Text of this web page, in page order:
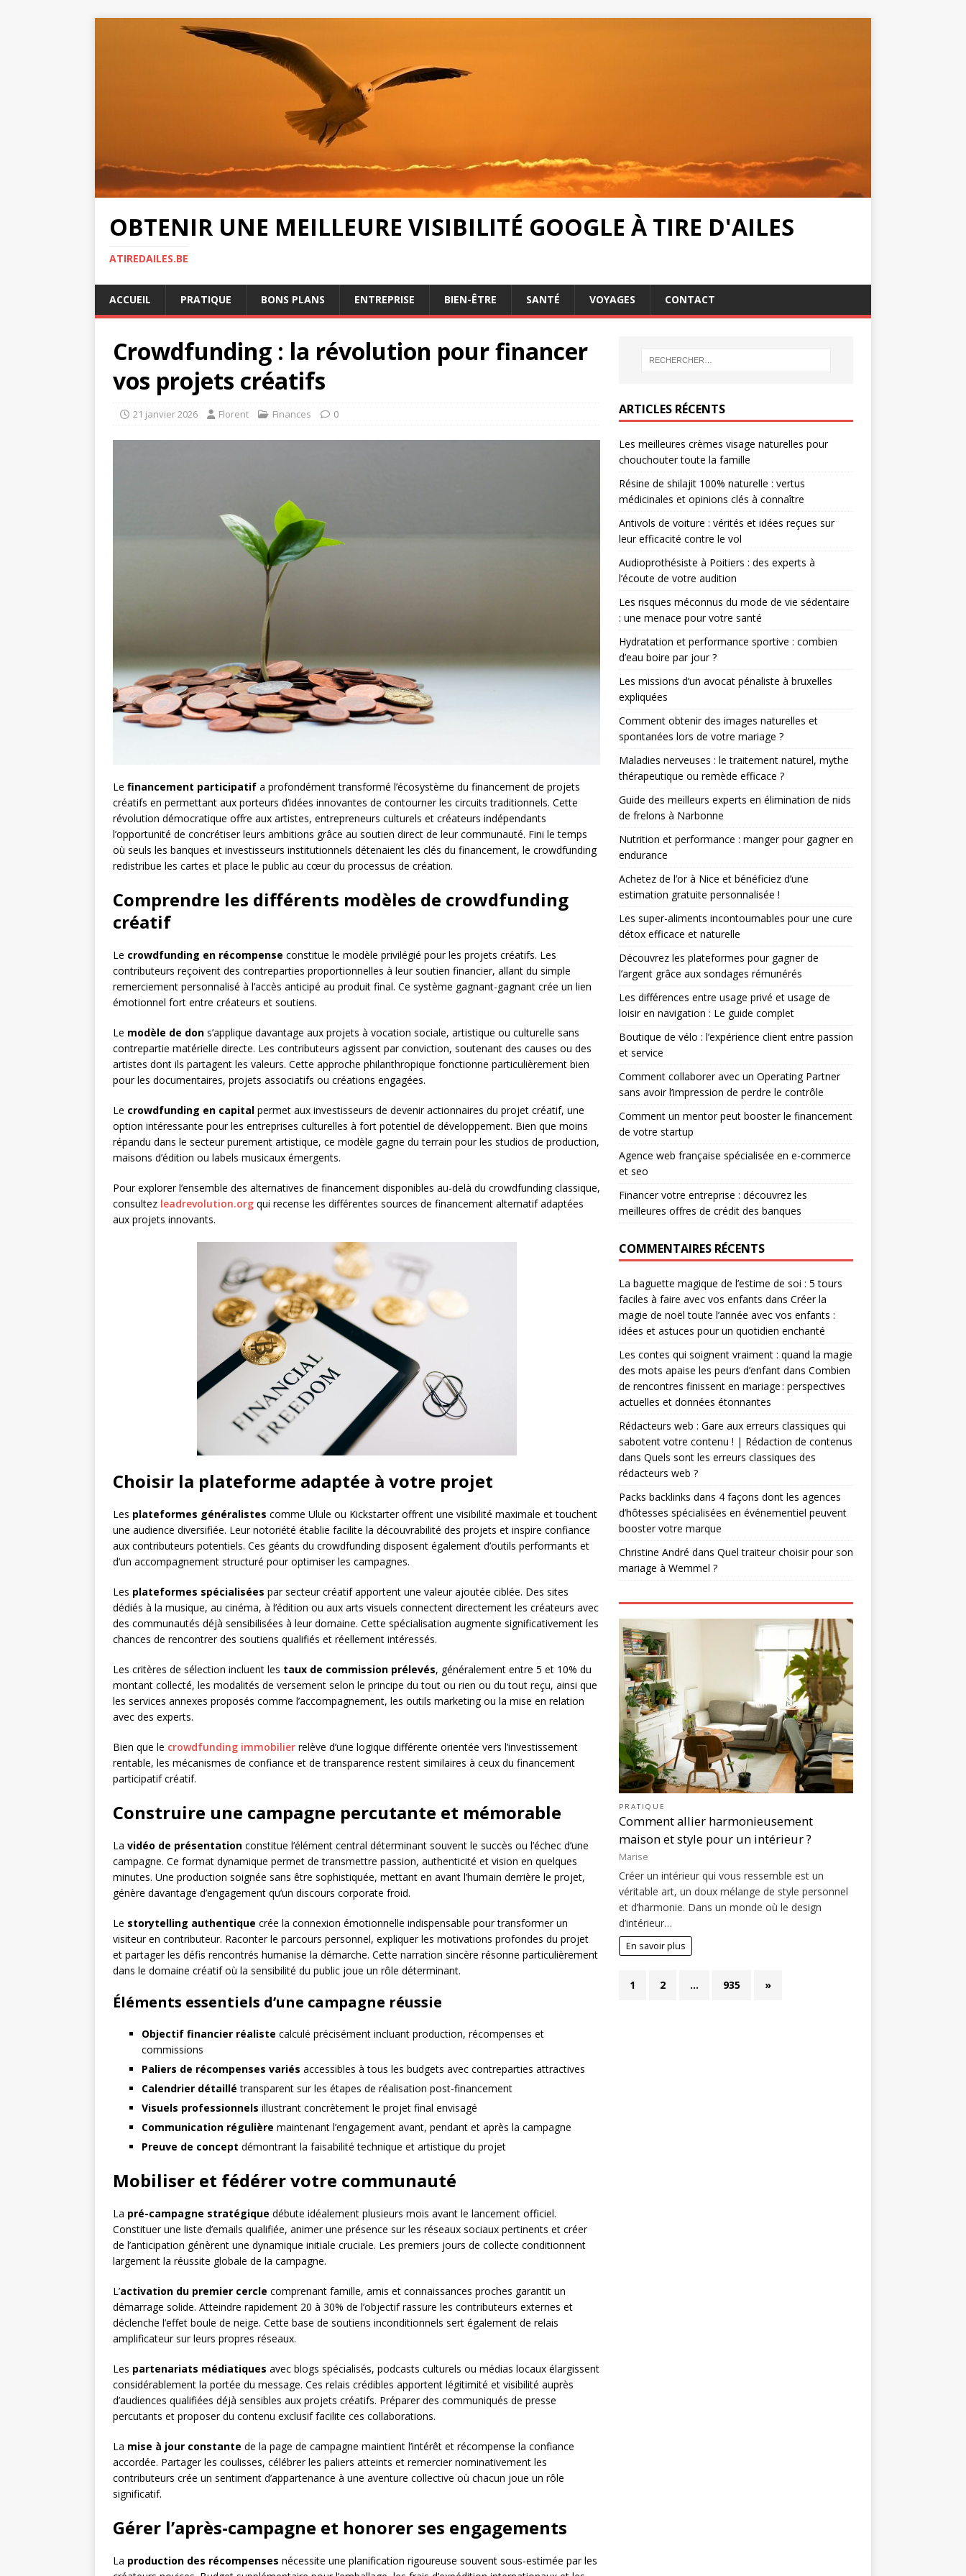
OBTENIR UNE MEILLEURE VISIBILITÉ GOOGLE À TIRE D'AILES
ATIREDAILES.BE
ACCUEIL PRATIQUE BONS PLANS ENTREPRISE BIEN-ÊTRE SANTÉ VOYAGES CONTACT
Crowdfunding : la révolution pour financer
vos projets créatifs
21 janvier 2026 Florent Finances 0
Le financement participatif a profondément transformé l’écosystème du financement de projets
créatifs en permettant aux porteurs d’idées innovantes de contourner les circuits traditionnels. Cette
révolution démocratique offre aux artistes, entrepreneurs culturels et créateurs indépendants
l’opportunité de concrétiser leurs ambitions grâce au soutien direct de leur communauté. Fini le temps
où seuls les banques et investisseurs institutionnels détenaient les clés du financement, le crowdfunding
redistribue les cartes et place le public au cœur du processus de création.
Comprendre les différents modèles de crowdfunding
créatif
Le crowdfunding en récompense constitue le modèle privilégié pour les projets créatifs. Les
contributeurs reçoivent des contreparties proportionnelles à leur soutien financier, allant du simple
remerciement personnalisé à l’accès anticipé au produit final. Ce système gagnant-gagnant crée un lien
émotionnel fort entre créateurs et soutiens.
Le modèle de don s’applique davantage aux projets à vocation sociale, artistique ou culturelle sans
contrepartie matérielle directe. Les contributeurs agissent par conviction, soutenant des causes ou des
artistes dont ils partagent les valeurs. Cette approche philanthropique fonctionne particulièrement bien
pour les documentaires, projets associatifs ou créations engagées.
Le crowdfunding en capital permet aux investisseurs de devenir actionnaires du projet créatif, une
option intéressante pour les entreprises culturelles à fort potentiel de développement. Bien que moins
répandu dans le secteur purement artistique, ce modèle gagne du terrain pour les studios de production,
maisons d’édition ou labels musicaux émergents.
Pour explorer l’ensemble des alternatives de financement disponibles au-delà du crowdfunding classique,
consultez leadrevolution.org qui recense les différentes sources de financement alternatif adaptées
aux projets innovants.
Choisir la plateforme adaptée à votre projet
Les plateformes généralistes comme Ulule ou Kickstarter offrent une visibilité maximale et touchent
une audience diversifiée. Leur notoriété établie facilite la découvrabilité des projets et inspire confiance
aux contributeurs potentiels. Ces géants du crowdfunding disposent également d’outils performants et
d’un accompagnement structuré pour optimiser les campagnes.
Les plateformes spécialisées par secteur créatif apportent une valeur ajoutée ciblée. Des sites
dédiés à la musique, au cinéma, à l’édition ou aux arts visuels connectent directement les créateurs avec
des communautés déjà sensibilisées à leur domaine. Cette spécialisation augmente significativement les
chances de rencontrer des soutiens qualifiés et réellement intéressés.
Les critères de sélection incluent les taux de commission prélevés, généralement entre 5 et 10% du
montant collecté, les modalités de versement selon le principe du tout ou rien ou du tout reçu, ainsi que
les services annexes proposés comme l’accompagnement, les outils marketing ou la mise en relation
avec des experts.
Bien que le crowdfunding immobilier relève d’une logique différente orientée vers l’investissement
rentable, les mécanismes de confiance et de transparence restent similaires à ceux du financement
participatif créatif.
Construire une campagne percutante et mémorable
La vidéo de présentation constitue l’élément central déterminant souvent le succès ou l’échec d’une
campagne. Ce format dynamique permet de transmettre passion, authenticité et vision en quelques
minutes. Une production soignée sans être sophistiquée, mettant en avant l’humain derrière le projet,
génère davantage d’engagement qu’un discours corporate froid.
Le storytelling authentique crée la connexion émotionnelle indispensable pour transformer un
visiteur en contributeur. Raconter le parcours personnel, expliquer les motivations profondes du projet
et partager les défis rencontrés humanise la démarche. Cette narration sincère résonne particulièrement
dans le domaine créatif où la sensibilité du public joue un rôle déterminant.
Éléments essentiels d’une campagne réussie
Objectif financier réaliste calculé précisément incluant production, récompenses et
commissions
Paliers de récompenses variés accessibles à tous les budgets avec contreparties attractives
Calendrier détaillé transparent sur les étapes de réalisation post-financement
Visuels professionnels illustrant concrètement le projet final envisagé
Communication régulière maintenant l’engagement avant, pendant et après la campagne
Preuve de concept démontrant la faisabilité technique et artistique du projet
Mobiliser et fédérer votre communauté
La pré-campagne stratégique débute idéalement plusieurs mois avant le lancement officiel.
Constituer une liste d’emails qualifiée, animer une présence sur les réseaux sociaux pertinents et créer
de l’anticipation génèrent une dynamique initiale cruciale. Les premiers jours de collecte conditionnent
largement la réussite globale de la campagne.
L’activation du premier cercle comprenant famille, amis et connaissances proches garantit un
démarrage solide. Atteindre rapidement 20 à 30% de l’objectif rassure les contributeurs externes et
déclenche l’effet boule de neige. Cette base de soutiens inconditionnels sert également de relais
amplificateur sur leurs propres réseaux.
Les partenariats médiatiques avec blogs spécialisés, podcasts culturels ou médias locaux élargissent
considérablement la portée du message. Ces relais crédibles apportent légitimité et visibilité auprès
d’audiences qualifiées déjà sensibles aux projets créatifs. Préparer des communiqués de presse
percutants et proposer du contenu exclusif facilite ces collaborations.
La mise à jour constante de la page de campagne maintient l’intérêt et récompense la confiance
accordée. Partager les coulisses, célébrer les paliers atteints et remercier nominativement les
contributeurs crée un sentiment d’appartenance à une aventure collective où chacun joue un rôle
significatif.
Gérer l’après-campagne et honorer ses engagements
La production des récompenses nécessite une planification rigoureuse souvent sous-estimée par les
ARTICLES RÉCENTS
Les meilleures crèmes visage naturelles pour
chouchouter toute la famille
Résine de shilajit 100% naturelle : vertus
médicinales et opinions clés à connaître
Antivols de voiture : vérités et idées reçues sur
leur efficacité contre le vol
Audioprothésiste à Poitiers : des experts à
l’écoute de votre audition
Les risques méconnus du mode de vie sédentaire
: une menace pour votre santé
Hydratation et performance sportive : combien
d’eau boire par jour ?
Les missions d’un avocat pénaliste à bruxelles
expliquées
Comment obtenir des images naturelles et
spontanées lors de votre mariage ?
Maladies nerveuses : le traitement naturel, mythe
thérapeutique ou remède efficace ?
Guide des meilleurs experts en élimination de nids
de frelons à Narbonne
Nutrition et performance : manger pour gagner en
endurance
Achetez de l’or à Nice et bénéficiez d’une
estimation gratuite personnalisée !
Les super-aliments incontournables pour une cure
détox efficace et naturelle
Découvrez les plateformes pour gagner de
l’argent grâce aux sondages rémunérés
Les différences entre usage privé et usage de
loisir en navigation : Le guide complet
Boutique de vélo : l’expérience client entre passion
et service
Comment collaborer avec un Operating Partner
sans avoir l’impression de perdre le contrôle
Comment un mentor peut booster le financement
de votre startup
Agence web française spécialisée en e-commerce
et seo
Financer votre entreprise : découvrez les
meilleures offres de crédit des banques
COMMENTAIRES RÉCENTS
La baguette magique de l’estime de soi : 5 tours
faciles à faire avec vos enfants dans Créer la
magie de noël toute l’année avec vos enfants :
idées et astuces pour un quotidien enchanté
Les contes qui soignent vraiment : quand la magie
des mots apaise les peurs d’enfantdans Combien
de rencontres finissent en mariage : perspectives
actuelles et données étonnantes
Rédacteurs web : Gare aux erreurs classiques qui
sabotent votre contenu ! | Rédaction de contenus
dans Quels sont les erreurs classiques des
rédacteurs web ?
Packs backlinks dans 4 façons dont les agences
d’hôtesses spécialisées en événementiel peuvent
booster votre marque
Christine André dans Quel traiteur choisir pour son
mariage à Wemmel ?
PRATIQUE
Comment allier harmonieusement
maison et style pour un intérieur ?
Marise
Créer un intérieur qui vous ressemble est un
véritable art, un doux mélange de style personnel
et d’harmonie. Dans un monde où le design
d’intérieur…
En savoir plus
1 2 … 935 »